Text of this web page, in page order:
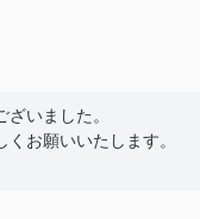
いました。
お願いいたします。